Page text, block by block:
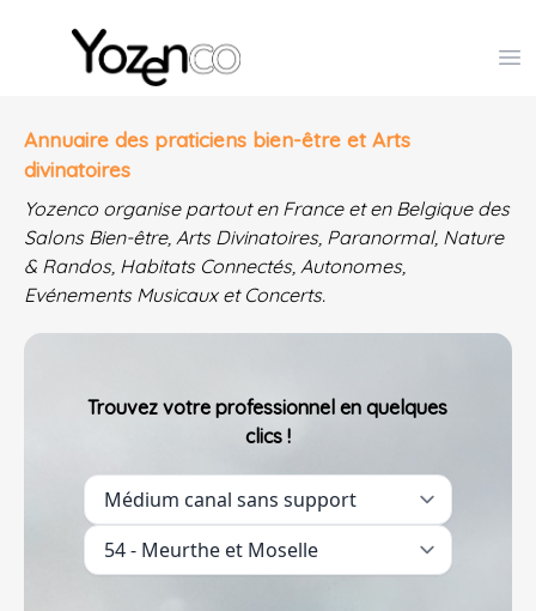
Yozenco - Organisateur de Salons, Evénements et
Annuaire des praticiens bien-être et Arts
divinatoires
Yozenco organise partout en France et en Belgique des
Salons Bien-être, Arts Divinatoires, Paranormal, Nature
& Randos, Habitats Connectés, Autonomes,
Evénements Musicaux et Concerts.
Trouvez votre professionnel en quelques
clics !